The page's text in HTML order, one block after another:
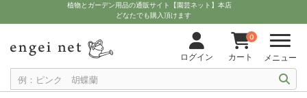
植物とガーデン用品の通販サイト【園芸ネット】本店
どなたでも購入頂けます
ログイン
0
カート メニュー